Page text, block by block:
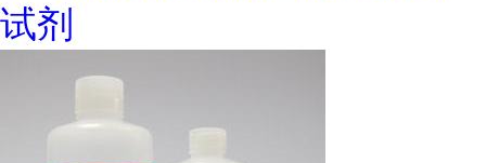
试剂